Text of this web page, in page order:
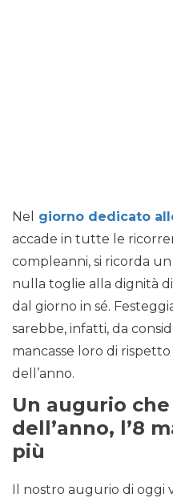
Nel giorno dedicato
accade in tutte le
compleanni, si ricorda
nulla toglie alla dignità
dal giorno in sé.
sarebbe, infatti, da
mancasse loro di
dell’anno.
Un augurio
dell’anno, l’8
più
Il nostro augurio di